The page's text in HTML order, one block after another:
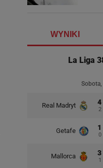
WYNIKI
La Liga
Real Madryt 4
2
Getafe 1
0
Mallorca 3
1